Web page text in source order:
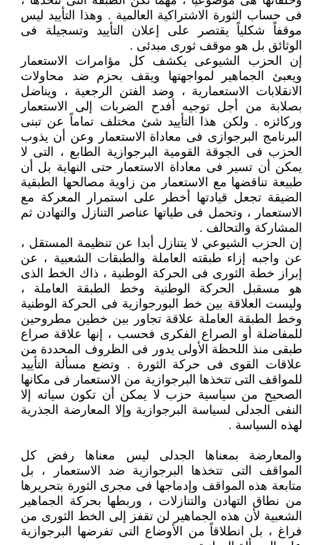
فى حساب الثورة الاشتراكية العالمية . وهذا التأييد ليس
موقفاً شكلياً يقتصر على إعلان التأييد وتسجيلة فى
الوثائق بل هو موقف ثورى مبدئى .
إن الحزب الشيوعى يكشف كل مؤامرات الاستعمار
ويعبئ الجماهير لمواجهتها ويقف بحزم ضد محاولات
الانقلابات الاستعمارية ، وضد الفتن الرجعية ، ويناضل
بصلابة من أجل توجيه أفدح الضربات إلى الاستعمار
وركائزه . ولكن هذا التأييد شئ مختلف تماماً عن تبنى
البرنامج البرجوازى فى معاداة الاستعمار وعن أن يذوب
الحزب فى الجوقة القومية البرجوازية الطابع ، التى لا
يمكن أن تسير فى معاداة الاستعمار حتى النهاية بل أن
طبيعة تناقضها مع الاستعمار من زاوية مصالحها الطبقية
الضيقة تجعل قيادتها أخطر على استمرار المعركة مع
الاستعمار ، وتحمل فى طياتها عناصر التنازل والتهادن ثم
المشاركة والتحالف .
إن الحزب الشيوعي لا يتنازل أبدا عن تنظيمة المستقل ،
عن واجبه إزاء طبقته العاملة والطبقات الشعبية ، عن
إبراز خطة الثورى فى الحركة الوطنية ، ذاك الخط الذى
هو مسقبل الحركة الوطنية وخط الطبقة العاملة ،
وليست العلاقة بين خط البورجوازية فى الحركة الوطنية
وخط الطبقة العاملة علاقة تجاور بين خطين مطروحين
للمفاضلة أو الصراع الفكرى فحسب ، إنها علاقة صراع
طبقى منذ اللحظة الأولى يدور فى الظروف المحددة من
علاقات القوى فى حركة الثورة . وتضع مسألة التأييد
للمواقف التى تتخذها البرجوازية من الاستعمار فى مكانها
الصحيح من سياسية حزب لا يمكن أن تكون سياته إلا
النفى الجدلى لسياسة البرجوازية وإلا المعارضة الجذرية
لهذه السياسة .
والمعارضة بمعناها الجدلى ليس معناها رفض كل
المواقف التى تتخذها البرجوازية ضد الاستعمار ، بل
متابعة هذه المواقف وإدماجها فى مجرى الثورة بتحريرها
من نطاق التهادن والتنازلات ، وربطها بحركة الجماهير
الشعبية لأن هذه الجماهير لن تقفز إلى الخط الثورى من
فراغ ، بل انطلاقاً من الأوضاع التى تفرضها البرجوازية